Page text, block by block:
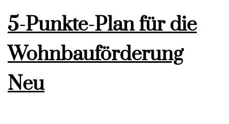
5-Punkte-Plan für die
Wohnbauförderung
Neu